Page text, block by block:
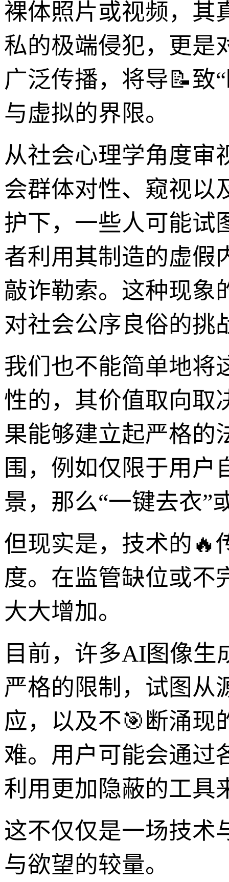
裸体照片或视频，其
私的极端侵犯，更是
广泛传播，将导📝致
与虚拟的界限。
从社会心理学角度审
会群体对性、窥视以
护下，一些人可能试
者利用其制造的虚假
敲诈勒索。这种现象
对社会公序良俗的挑
我们也不能简单地将
性的，其价值取向取
果能够建立起严格的
围，例如仅限于用户
景，那么“一键去衣”
但现实是，技术的🔥
度。在监管缺位或不
大大增加。
目前，许多AI图像生
严格的限制，试图从
应，以及不🎯断涌现
难。用户可能会通过
利用更加隐蔽的工具
这不仅仅是一场技术
与欲望的较量。